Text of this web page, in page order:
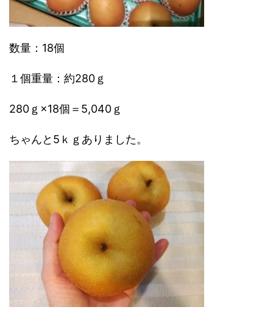
数量：18個
１個重量：約280ｇ
280ｇ×18個＝5,040ｇ
ちゃんと5ｋｇありました。